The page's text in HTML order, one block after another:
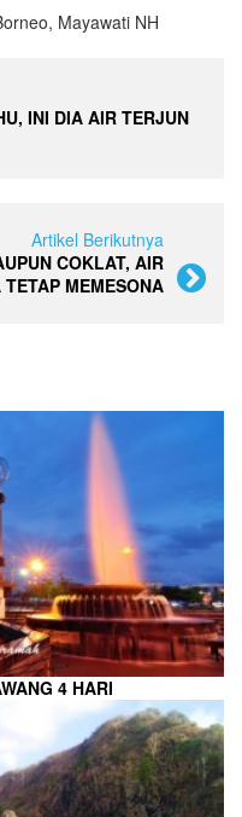
Mayawati NH
INI DIA AIR TERJUN
Artikel Berikutnya
COKLAT, AIR
MEMESONA
4 HARI